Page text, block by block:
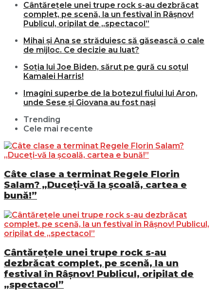
Cântărețele unei trupe rock s-au dezbrăcat
complet, pe scenă, la un festival în Râșnov!
Publicul, oripilat de „spectacol”
Mihai și Ana se străduiesc să găsească o cale
de mijloc. Ce decizie au luat?
Soția lui Joe Biden, sărut pe gură cu soțul
Kamalei Harris!
Imagini superbe de la botezul fiului lui Aron,
unde Sese și Giovana au fost nași
Trending
Cele mai recente
Câte clase a terminat Regele Florin
Salam? „Duceți-vă la școală, cartea e
bună!”
Cântărețele unei trupe rock s-au
dezbrăcat complet, pe scenă, la un
festival în Râșnov! Publicul, oripilat de
„spectacol”